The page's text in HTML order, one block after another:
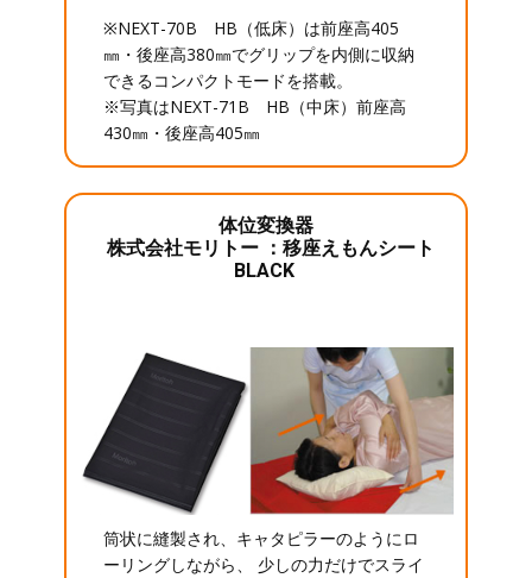
※NEXT-70B HB（低床）は前座高405
㎜・後座高380㎜でグリップを内側に収納
できるコンパクトモードを搭載。
※写真はNEXT-71B HB（中床）前座高
430㎜・後座高405㎜
体位変換器
株式会社モリトー ：移座えもんシート
BLACK
筒状に縫製され、キャタピラーのようにロ
ーリングしながら、 少しの力だけでスライ